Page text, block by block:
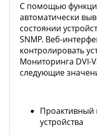
С помощью
автоматически
состоянии
SNMP. Веб-
контролировать
Мониторинга DVI-
следующие
Проактивный
устройства